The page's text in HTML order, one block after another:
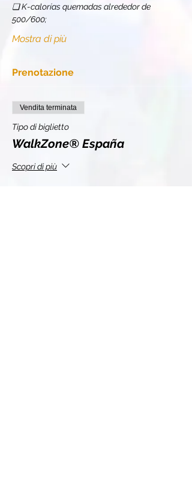
❏ K-calorías quemadas alrededor de
500/600;
Mostra di più
Prenotazione
Vendita terminata
Tipo di biglietto
WalkZone® España
Scopri di più